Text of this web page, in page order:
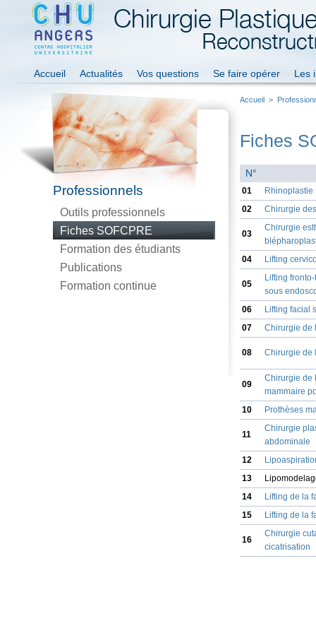
Accueil Actualités Vos questions Se faire opérer Les
Accueil >
Fiches
N°
01
Rhinoplastie
02
Chirurgie
03
Chirurgie
04
Lifting
05
Lifting
sous
06
Lifting facial
07
Chirurgie de
08 Chirurgie de
09
Chirurgie de
mammaire
10
Prothèses
11
Chirurgie
abdominale
12
13
14
Lifting de la
15
Lifting de la
16
Chirurgie
cicatrisation
Professionnels
Outils professionnels
Fiches SOFCPRE
Formation des étudiants
Publications
Formation continue